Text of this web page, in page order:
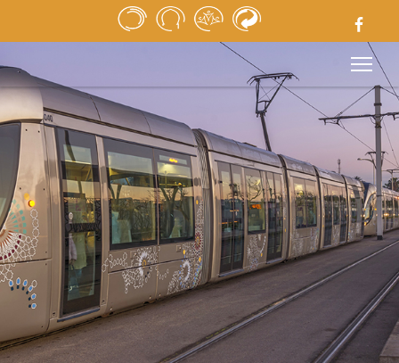
ACCUEIL
LIENS UTILES
MENTIONS LÉGALES
CONTACT